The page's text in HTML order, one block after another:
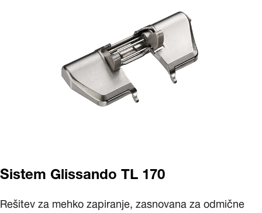
Sistem Glissando TL 170
Rešitev za mehko zapiranje, zasnovana za odmične